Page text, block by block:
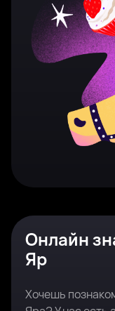
Онлайн
Яр
Хочешь